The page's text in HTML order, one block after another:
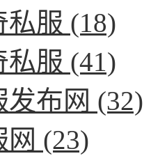
私服 (18)
私服 (41)
布网 (32)
(23)